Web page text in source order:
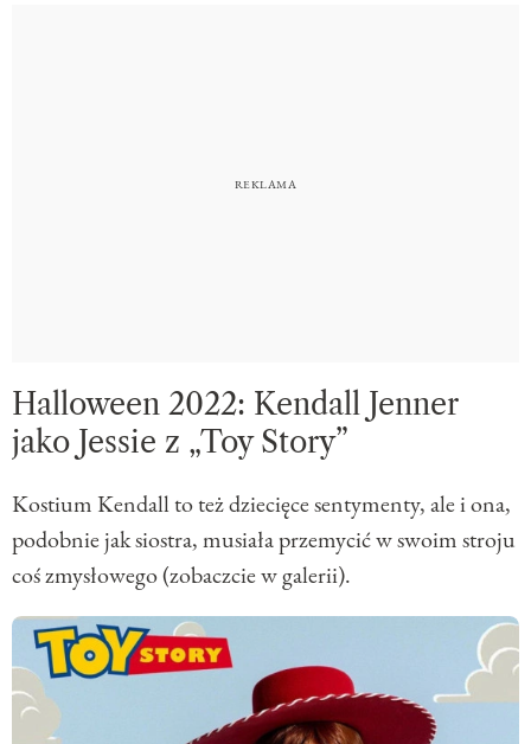
Halloween 2022: Kendall Jenner
jako Jessie z „Toy Story”
Kostium Kendall to też dziecięce sentymenty, ale i ona,
podobnie jak siostra, musiała przemycić w swoim stroju
coś zmysłowego (zobaczcie w galerii).